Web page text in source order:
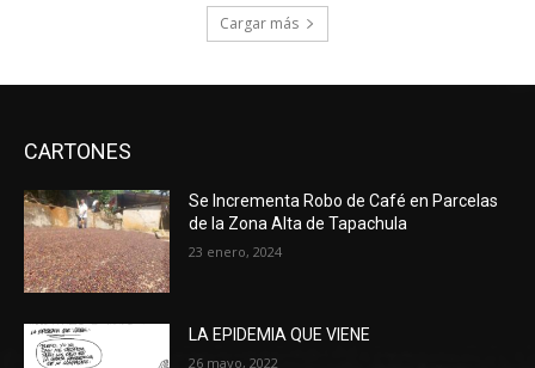
Cargar más
CARTONES
Se Incrementa Robo de Café en Parcelas
de la Zona Alta de Tapachula
23 enero, 2024
LA EPIDEMIA QUE VIENE
26 mayo, 2022